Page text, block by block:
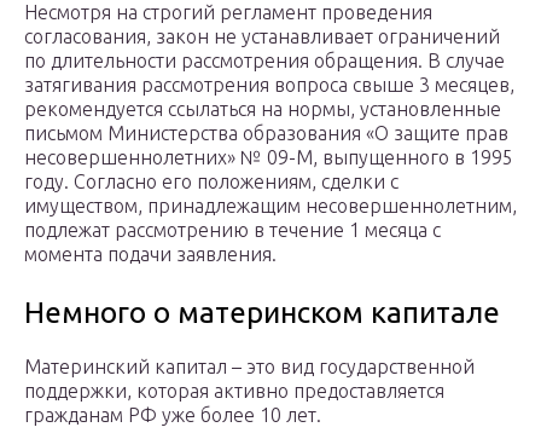
Несмотря на строгий регламент проведения
согласования, закон не устанавливает ограничений
по длительности рассмотрения обращения. В случае
затягивания рассмотрения вопроса свыше 3 месяцев,
рекомендуется ссылаться на нормы, установленные
письмом Министерства образования «О защите прав
несовершеннолетних» № 09-М, выпущенного в 1995
году. Согласно его положениям, сделки с
имуществом, принадлежащим несовершеннолетним,
подлежат рассмотрению в течение 1 месяца с
момента подачи заявления.
Немного о материнском капитале
Материнский капитал – это вид государственной
поддержки, которая активно предоставляется
гражданам РФ уже более 10 лет.